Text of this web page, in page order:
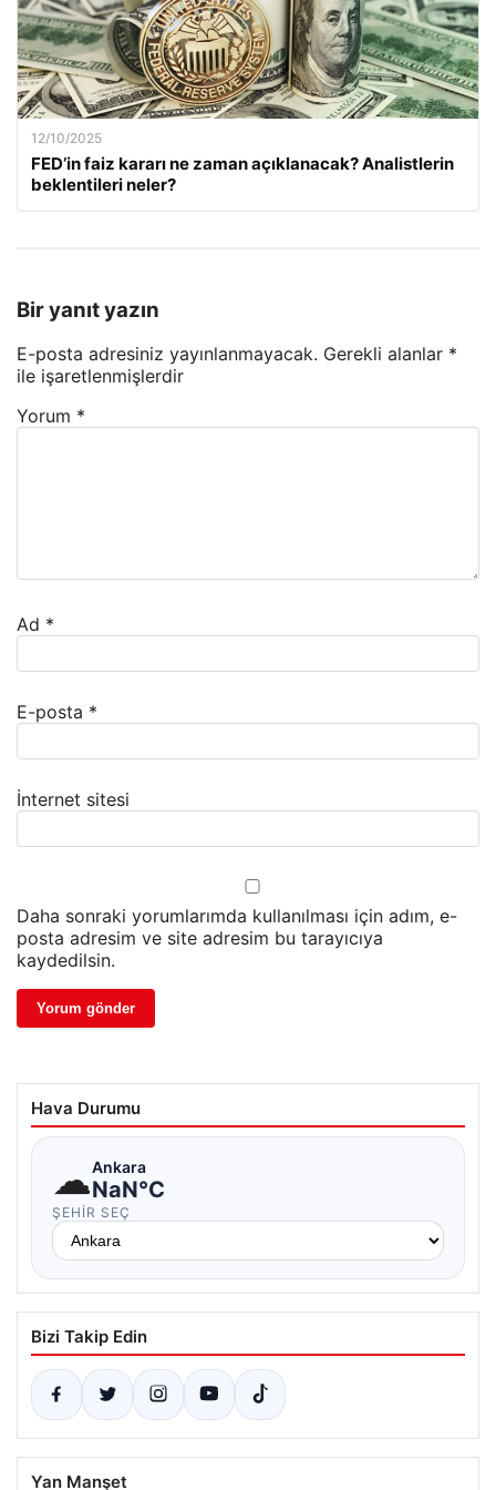
12/10/2025
FED’in faiz kararı ne zaman açıklanacak? Analistlerin
beklentileri neler?
Bir yanıt yazın
E-posta adresiniz yayınlanmayacak. Gerekli alanlar *
ile işaretlenmişlerdir
Yorum *
Ad *
E-posta *
İnternet sitesi
Daha sonraki yorumlarımda kullanılması için adım, e-
posta adresim ve site adresim bu tarayıcıya
kaydedilsin.
Hava Durumu
☁Ankara
NaN°C
ŞEHIR SEÇ
Bizi Takip Edin
Yan Manşet